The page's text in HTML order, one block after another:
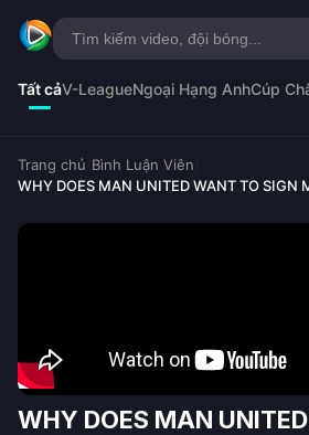
Tất cảV-LeagueNgoại Hạng AnhCúp
Trang chủ Bình Luận Viên
WHY DOES MAN UNITED WANT TO SIGN
WHY DOES MAN